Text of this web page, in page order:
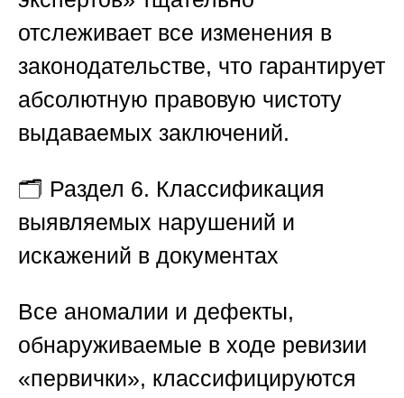
отслеживает все изменения в
законодательстве, что гарантирует
абсолютную правовую чистоту
выдаваемых заключений.
🗂️ Раздел 6. Классификация
выявляемых нарушений и
искажений в документах
Все аномалии и дефекты,
обнаруживаемые в ходе ревизии
«первички», классифицируются